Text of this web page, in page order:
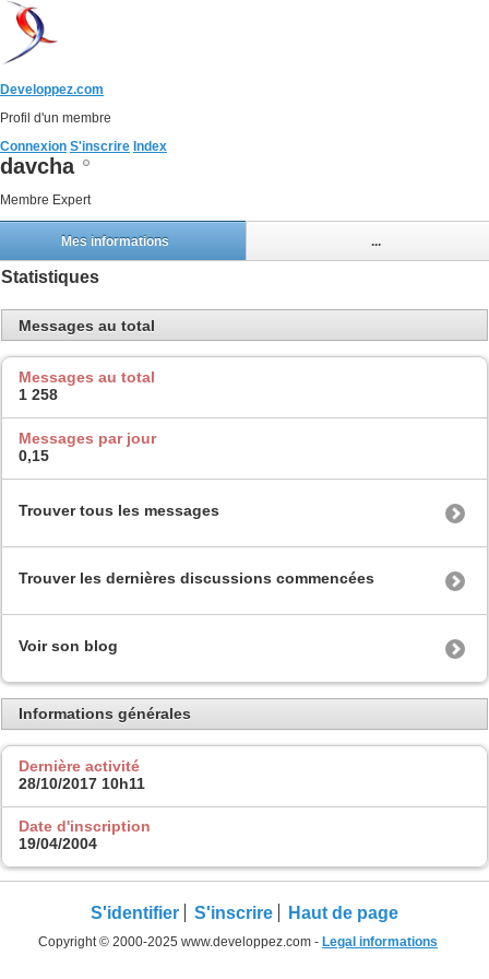
Developpez.com
Profil d'un membre
Connexion S'inscrire Index
davcha
Membre Expert
Mes informations ...
Statistiques
Messages au total
Messages au total
1 258
Messages par jour
0,15
Trouver tous les messages
Trouver les dernières discussions commencées
Voir son blog
Informations générales
Dernière activité
28/10/2017 10h11
Date d'inscription
19/04/2004
S'identifier S'inscrire Haut de page
Copyright © 2000-2025 www.developpez.com - Legal informations